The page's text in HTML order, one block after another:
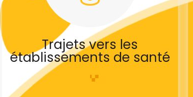
Trajets vers les
établissements de santé